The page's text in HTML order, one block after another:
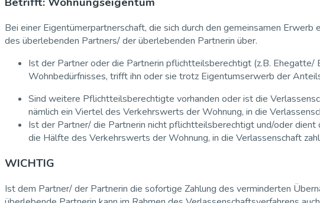
Bei einer Eigentümerpartnerschaft, die sich durch den gemeinsamen
des überlebenden Partners/ der überlebenden Partnerin über.
Ist der Partner oder die Partnerin pflichtteilsberechtigt (z.B.
Wohnbedürfnisses, trifft ihn oder sie trotz Eigentumserwerb der
Sind weitere Pflichtteilsberechtigte vorhanden oder ist die
nämlich ein Viertel des Verkehrswerts der Wohnung, in die
Ist der Partner/ die Partnerin nicht pflichtteilsberechtigt und/oder dient
die Hälfte des Verkehrswerts der Wohnung, in die Verlassenschaft
WICHTIG
Ist dem Partner/ der Partnerin die sofortige Zahlung des verminderten